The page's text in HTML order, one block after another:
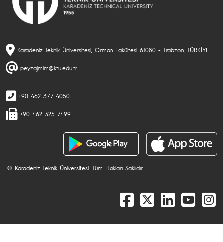
Karadeniz Teknik Üniversitesi, Orman Fakültesi 61080 - Trabzon, TÜRKİYE
peyzajmim@ktu.edu.tr
+90 462 377 4050
+90 462 325 7499
© Karadeniz Teknik Üniversitesi. Tüm Hakları Saklıdır